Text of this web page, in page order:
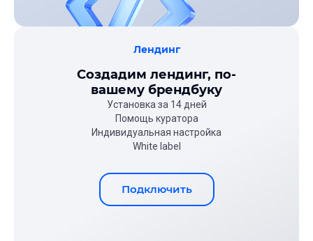
Лендинг
Создадим лендинг, по-
вашему брендбуку
Установка за 14 дней
Помощь куратора
Индивидуальная настройка
White label
Подключить